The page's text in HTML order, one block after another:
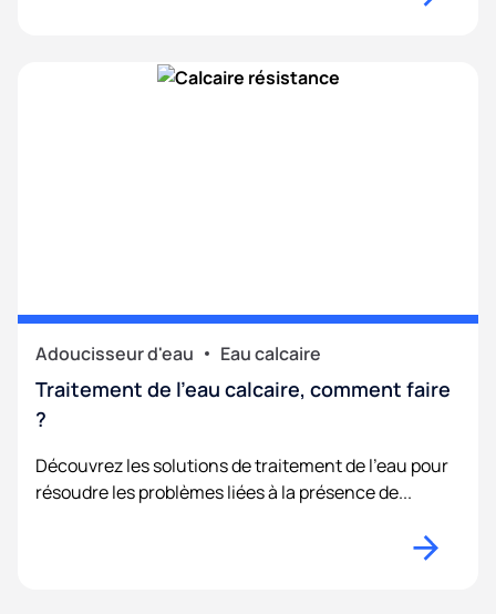
Adoucisseur d'eau Eau calcaire
Traitement de l’eau calcaire, comment faire
?
Découvrez les solutions de traitement de l'eau pour
résoudre les problèmes liées à la présence de...